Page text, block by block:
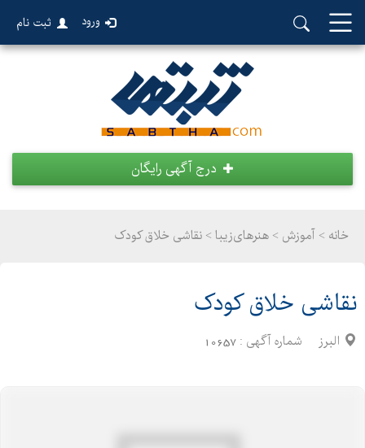
ورود ثبت نام
درج آگهی رایگان
خانه > آموزش > هنرهای‌زیبا > نقاشی خلاق کودک
نقاشی خلاق کودک
البرز شماره آگهی : 10657